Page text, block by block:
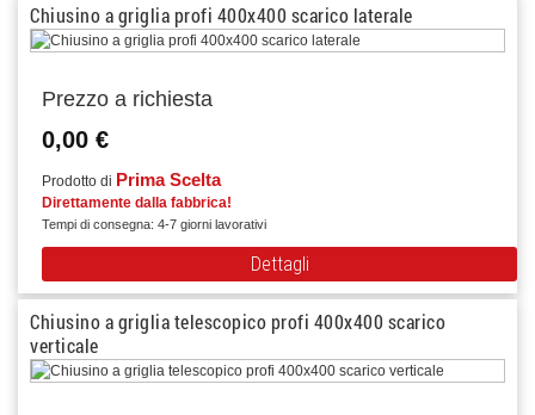
Chiusino a griglia profi 400x400 scarico laterale
Prezzo a richiesta
0,00 €
Prodotto di Prima Scelta
Direttamente dalla fabbrica!
Tempi di consegna: 4-7 giorni lavorativi
Dettagli
Chiusino a griglia telescopico profi 400x400 scarico
verticale